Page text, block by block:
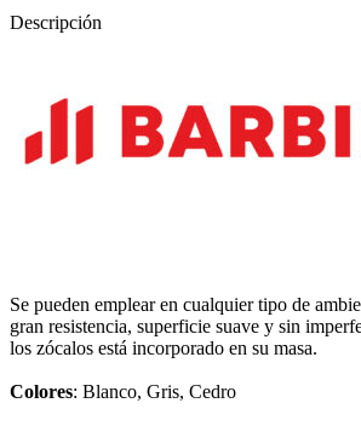
Descripción
Se pueden emplear en cualquier tipo de
gran resistencia, superficie suave y sin
los zócalos está incorporado en su masa.
Colores: Blanco, Gris, Cedro